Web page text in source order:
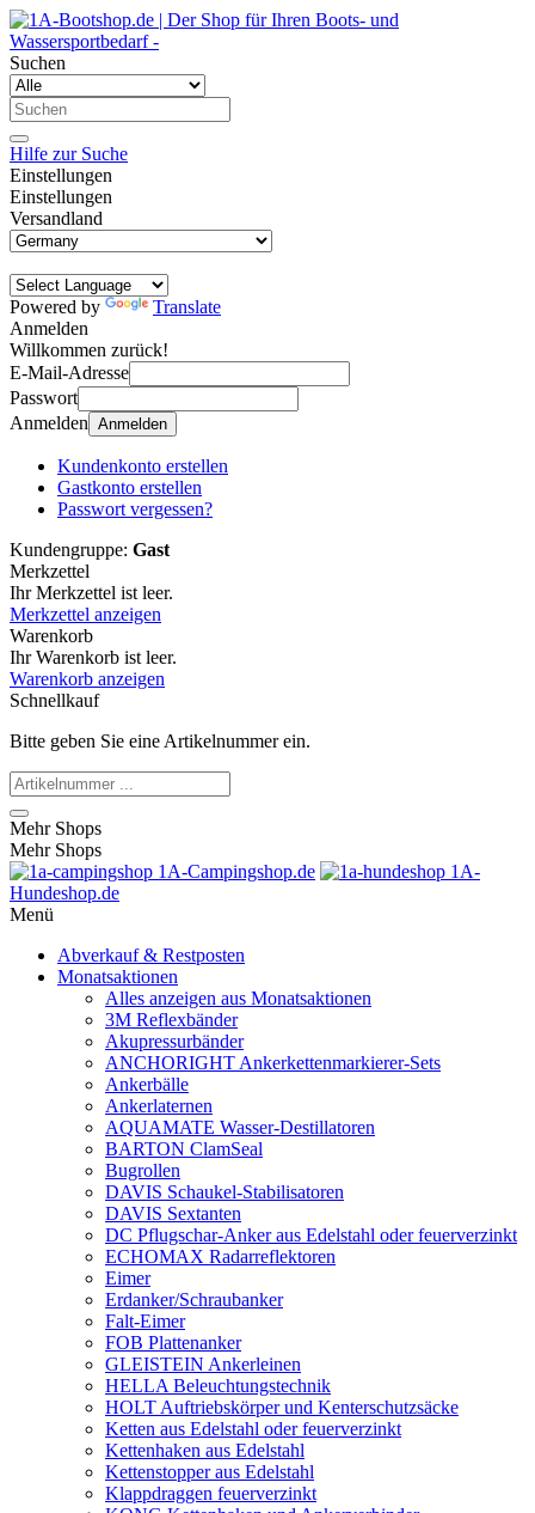
Suchen
Hilfe zur Suche
Einstellungen
Einstellungen
Versandland
Powered by
Translate
Anmelden
Willkommen zurück!
E-Mail-Adresse
Passwort
Anmelden Anmelden
Kundenkonto erstellen
Gastkonto erstellen
Passwort vergessen?
Kundengruppe: Gast
Merkzettel
Ihr Merkzettel ist leer.
Merkzettel anzeigen
Warenkorb
Ihr Warenkorb ist leer.
Warenkorb anzeigen
Schnellkauf
Bitte geben Sie eine Artikelnummer ein.
Mehr Shops
Mehr Shops
1A-Campingshop.de
1A-
Hundeshop.de
Menü
Abverkauf & Restposten
Monatsaktionen
Alles anzeigen aus Monatsaktionen
3M Reflexbänder
Akupressurbänder
ANCHORIGHT Ankerkettenmarkierer-Sets
Ankerbälle
Ankerlaternen
AQUAMATE Wasser-Destillatoren
BARTON ClamSeal
Bugrollen
DAVIS Schaukel-Stabilisatoren
DAVIS Sextanten
DC Pflugschar-Anker aus Edelstahl oder feuerverzinkt
ECHOMAX Radarreflektoren
Eimer
Erdanker/Schraubanker
Falt-Eimer
FOB Plattenanker
GLEISTEIN Ankerleinen
HELLA Beleuchtungstechnik
HOLT Auftriebskörper und Kenterschutzsäcke
Ketten aus Edelstahl oder feuerverzinkt
Kettenhaken aus Edelstahl
Kettenstopper aus Edelstahl
Klappdraggen feuerverzinkt